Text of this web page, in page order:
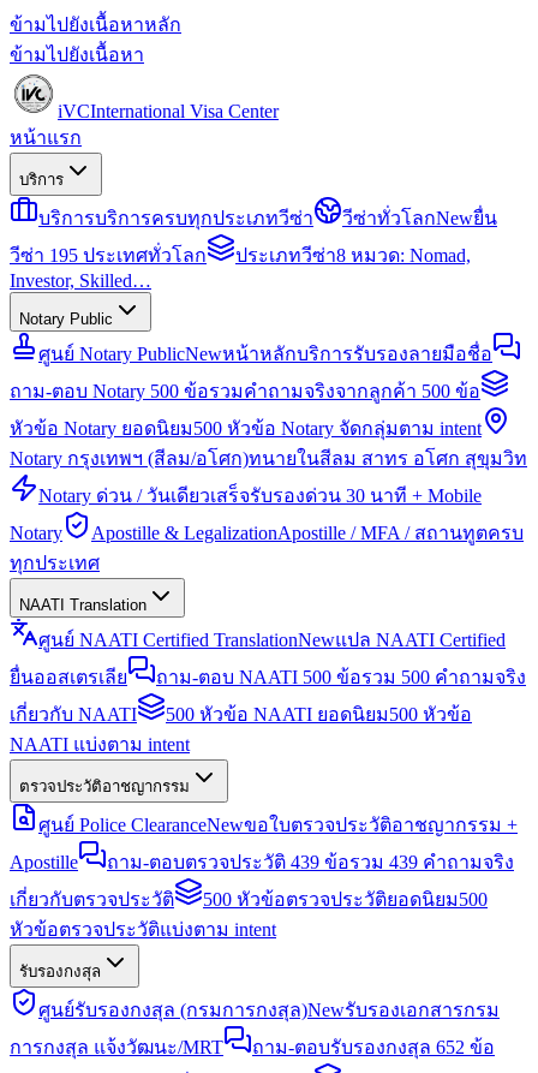
ข้ามไปยังเนื้อหาหลัก
ข้ามไปยังเนื้อหา
iVCInternational Visa Center
หน้าแรก
บริการ
บริการบริการครบทุกประเภทวีซ่า วีซ่าทั่วโลกNewยื่น
วีซ่า 195 ประเทศทั่วโลก
ประเภทวีซ่า8 หมวด: Nomad,
Investor, Skilled…
Notary Public
ศูนย์ Notary PublicNewหน้าหลักบริการรับรองลายมือชื่อ
ถาม-ตอบ Notary 500 ข้อรวมคำถามจริงจากลูกค้า 500 ข้อ
หัวข้อ Notary ยอดนิยม500 หัวข้อ Notary จัดกลุ่มตาม intent
Notary กรุงเทพฯ (สีลม/อโศก)ทนายในสีลม สาทร อโศก สุขุมวิท
Notary ด่วน / วันเดียวเสร็จรับรองด่วน 30 นาที + Mobile
Notary
Apostille & LegalizationApostille / MFA / สถานทูตครบ
ทุกประเทศ
NAATI Translation
ศูนย์ NAATI Certified TranslationNewแปล NAATI Certified
ยื่นออสเตรเลีย
ถาม-ตอบ NAATI 500 ข้อรวม 500 คำถามจริง
เกี่ยวกับ NAATI
500 หัวข้อ NAATI ยอดนิยม500 หัวข้อ
NAATI แบ่งตาม intent
ตรวจประวัติอาชญากรรม
ศูนย์ Police ClearanceNewขอใบตรวจประวัติอาชญากรรม +
Apostille
ถาม-ตอบตรวจประวัติ 439 ข้อรวม 439 คำถามจริง
เกี่ยวกับตรวจประวัติ
500 หัวข้อตรวจประวัติยอดนิยม500
หัวข้อตรวจประวัติแบ่งตาม intent
รับรองกงสุล
ศูนย์รับรองกงสุล (กรมการกงสุล)Newรับรองเอกสารกรม
การกงสุล แจ้งวัฒนะ/MRT
ถาม-ตอบรับรองกงสุล 652 ข้อ